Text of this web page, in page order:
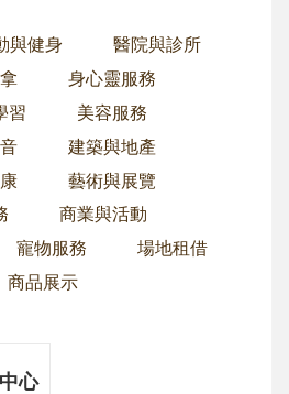
與健身
醫院與診所
身心靈服務
習
美容服務
建築與地產
藝術與展覽
商業與活動
寵物服務
場地租借
商品展示
心